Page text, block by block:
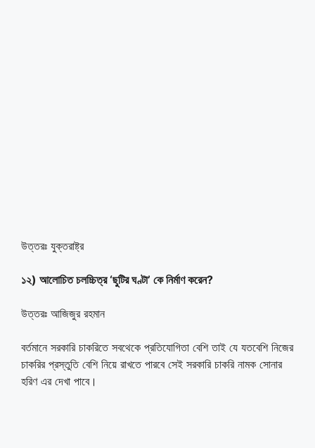
উত্তরঃ যুক্তরাষ্ট্র
১২) আলোচিত চলচ্চিত্র ‘ছুটির ঘণ্টা’ কে নির্মাণ করেন?
উত্তরঃ আজিজুর রহমান
বর্তমানে সরকারি চাকরিতে সবথেকে প্রতিযোগিতা বেশি তাই যে যতবেশি নিজের
চাকরির প্রস্তুতি বেশি নিয়ে রাখতে পারবে সেই সরকারি চাকরি নামক সোনার
হরিণ এর দেখা পাবে।